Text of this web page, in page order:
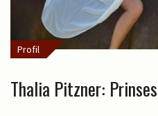
Profil
Thalia Pitzner: